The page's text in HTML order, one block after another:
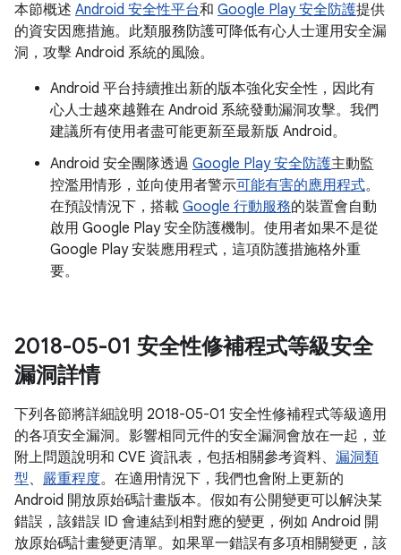
本節概述 Android 安全性平台和 Google Play 安全防護提供
的資安因應措施。此類服務防護可降低有心人士運用安全漏
洞，攻擊 Android 系統的風險。
Android 平台持續推出新的版本強化安全性，因此有
心人士越來越難在 Android 系統發動漏洞攻擊。我們
建議所有使用者盡可能更新至最新版 Android。
Android 安全團隊透過 Google Play 安全防護主動監
控濫用情形，並向使用者警示可能有害的應用程式。
在預設情況下，搭載 Google 行動服務的裝置會自動
啟用 Google Play 安全防護機制。使用者如果不是從
Google Play 安裝應用程式，這項防護措施格外重
要。
2018-05-01 安全性修補程式等級安全
漏洞詳情
下列各節將詳細說明 2018-05-01 安全性修補程式等級適用
的各項安全漏洞。影響相同元件的安全漏洞會放在一起，並
附上問題說明和 CVE 資訊表，包括相關參考資料、 漏洞類
型、 嚴重程度。在適用情況下，我們也會附上更新的
Android 開放原始碼計畫版本。假如有公開變更可以解決某
錯誤，該錯誤 ID 會連結到相對應的變更，例如 Android 開
放原始碼計畫變更清單。如果單一錯誤有多項相關變更，該